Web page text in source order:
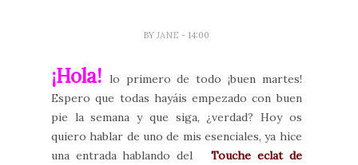
BYJANE - 14:00
¡Hola! lo primero de todo ¡buen martes!
Espero que todas hayáis empezado con buen
pie la semana y que siga, ¿verdad? Hoy os
quiero hablar de uno de mis esenciales, ya hice
una entrada hablando delTouche eclat de